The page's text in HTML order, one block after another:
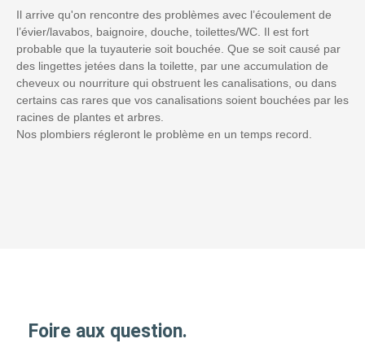
Il arrive qu'on rencontre des problèmes avec l’écoulement de
l’évier/lavabos, baignoire, douche, toilettes/WC. Il est fort
probable que la tuyauterie soit bouchée. Que se soit causé par
des lingettes jetées dans la toilette, par une accumulation de
cheveux ou nourriture qui obstruent les canalisations, ou dans
certains cas rares que vos canalisations soient bouchées par les
racines de plantes et arbres.
Nos plombiers régleront le problème en un temps record.
Foire aux question.